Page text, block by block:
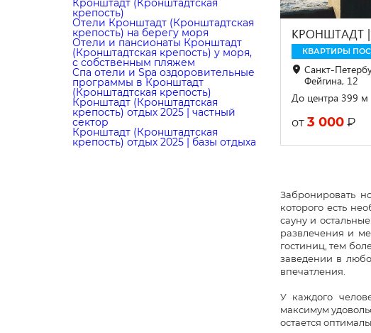
КРОНШТАДТ |
КВАРТИРЫ
Санкт-
Фейгина, 12
До центра 399 м
от 3 000 ₽
Забронировать
которого есть
сауну и
развлечения и
гостиниц, тем
заведении в
впечатления.
У каждого
максимум
остается
Кронштадт (Кронштадтская
крепость)
Отели Кронштадт (Кронштадтская
крепость) на берегу моря
Отели и пансионаты Кронштадт
(Кронштадтская крепость) у моря,
с собственным пляжем
Cпа отели и Spa оздоровительные
программы в Кронштадт
(Кронштадтская крепость)
Кронштадт (Кронштадтская
крепость) отдых 2025 | частный
сектор
Кронштадт (Кронштадтская
крепость) отдых 2025 | базы отдыха